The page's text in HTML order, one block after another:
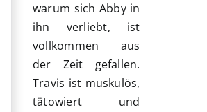
warum sich Abby in
ihn verliebt, ist
vollkommen aus
der Zeit gefallen.
Travis ist muskulös,
tätowiert und